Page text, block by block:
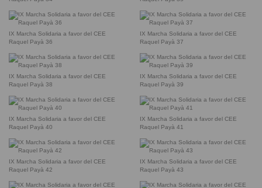
IX Marcha Solidaria a favor del CEE
Raquel Payà 36
IX Marcha Solidaria a favor del CEE
Raquel Payà 37
IX Marcha Solidaria a favor del CEE
Raquel Payà 38
IX Marcha Solidaria a favor del CEE
Raquel Payà 39
IX Marcha Solidaria a favor del CEE
Raquel Payà 40
IX Marcha Solidaria a favor del CEE
Raquel Payà 41
IX Marcha Solidaria a favor del CEE
Raquel Payà 42
IX Marcha Solidaria a favor del CEE
Raquel Payà 43